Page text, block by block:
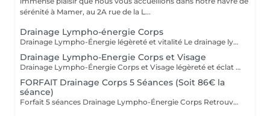
sérénité à Mamer, au 2A rue de la L...
Drainage Lympho-énergie Corps
Drainage Lympho-Énergie légèreté et vitalité Le drainage lympho-énergie est une méthode douce qui stimule le système lymphatique pour libérer les toxines, réduire la rétention d'eau et améliorer la circulation. Par des gestes précis et respectueux du corps, cette technique procure une sensation de légèreté, apaise le stress et redonne de l'énergie. Bienfaits : affiner la silhouette, diminuer la cellulite, soulager les jambes lourdes, améliorer la circulation, restaurer vitalité et équilibre. Pour prolonger et optimiser les résultats, découvrez nos cartes forfaits à tarif avantageux. Idéal aussi pour faire plaisir sous forme de bon cadeau. - FORFAIT Drainage Corps 5 Séances 430€ ( soit 86€ la séance ) - FORFAIT Drainage Corps 10 Séances 790€ ( soit 79€ la séance ) Déconseillé aux femmes enceintes. Pour en savoir plus, cliquez ici : https://www.oxyzen.lu Avertissement : Nos soins sont dédiés au bien-être et à la relaxation. Ils ne remplacent pas un suivi médical et ne relèvent pas de la kinésithérapie.
Drainage Lympho-Energie Corps et Visage
Drainage Lympho-Énergie Corps et Visage légèreté et éclat Le drainage lympho-énergie est une méthode douce qui stimule le système lymphatique et libère les toxines pour rétablir équilibre et vitalité. * Visage : réduit rides et imperfections, illumine le teint, raffermit l'ovale, atténue acné et couperose, diminue les poches et favorise un véritable lifting naturel. * Corps : aide à lutter contre la cellulite et la rétention d'eau, soulage les jambes lourdes, améliore la circulation, apaise le stress et redonne de l'énergie. Un soin complet qui agit autant sur l'esthétique que sur le bien-être intérieur. Pour optimiser les résultats, découvrez nos cartes forfaits à tarif avantageux. Idéal aussi pour offrir en bon cadeau. Déconseillé aux femmes enceintes. Pour en savoir plus, cliquez ici : https://www.oxyzen.lu Avertissement : Nos soins sont dédiés au bien-être et à la relaxation. Ils ne remplacent pas un suivi médical et ne relèvent pas de la kinésithérapie.
FORFAIT Drainage Corps 5 Séances (Soit 86€ la
séance)
Forfait 5 séances Drainage Lympho-Énergie Corps Retrouvez une silhouette affinée, des jambes légères et plus de vitalité grâce à notre forfait de 5 séances de drainage lympho-énergie corps. Cette méthode naturelle agit sur la circulation, la cellulite, la rétention d'eau, le stress et la perte d'énergie. Avec ce forfait, vous bénéficiez d'un tarif préférentiel : 86 € la séance au lieu de 94 €, soit une remise d'environ 8,5 %. Avantages du forfait : - Résultats renforcés et durables au fil des séances - Accompagnement personnalisé et adapté à vos besoins - Économies substantielles par rapport aux séances unitaires - Flexibilité dans la planification de vos rendez-vous Ce forfait est également le cadeau idéal à offrir à un proche pour lui faire découvrir les bienfaits du drainage lympho-énergie. Déconseillé aux femmes enceintes. Pour en savoir plus, cliquez ici : https://www.oxyzen.lu